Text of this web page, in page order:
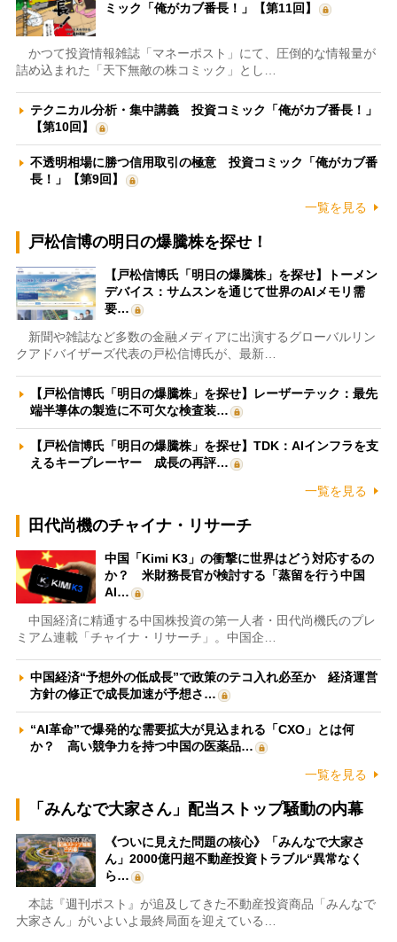
ミック「俺がカブ番長！」【第11回】
かつて投資情報雑誌「マネーポスト」にて、圧倒的な情報量が
詰め込まれた「天下無敵の株コミック」とし…
テクニカル分析・集中講義 投資コミック「俺がカブ番長！」
【第10回】
不透明相場に勝つ信用取引の極意 投資コミック「俺がカブ番
長！」【第9回】
一覧を見る
戸松信博の明日の爆騰株を探せ！
【戸松信博氏「明日の爆騰株」を探せ】トーメン
デバイス：サムスンを通じて世界のAIメモリ需
要…
新聞や雑誌など多数の金融メディアに出演するグローバルリン
クアドバイザーズ代表の戸松信博氏が、最新…
【戸松信博氏「明日の爆騰株」を探せ】レーザーテック：最先
端半導体の製造に不可欠な検査装…
【戸松信博氏「明日の爆騰株」を探せ】TDK：AIインフラを支
えるキープレーヤー 成長の再評…
一覧を見る
田代尚機のチャイナ・リサーチ
中国「Kimi K3」の衝撃に世界はどう対応するの
か？ 米財務長官が検討する「蒸留を行う中国
AI…
中国経済に精通する中国株投資の第一人者・田代尚機氏のプレ
ミアム連載「チャイナ・リサーチ」。中国企…
中国経済“予想外の低成長”で政策のテコ入れ必至か 経済運営
方針の修正で成長加速が予想さ…
“AI革命”で爆発的な需要拡大が見込まれる「CXO」とは何
か？ 高い競争力を持つ中国の医薬品…
一覧を見る
「みんなで大家さん」配当ストップ騒動の内幕
《ついに見えた問題の核心》「みんなで大家さ
ん」2000億円超不動産投資トラブル“異常なく
ら…
本誌『週刊ポスト』が追及してきた不動産投資商品「みんなで
大家さん」がいよいよ最終局面を迎えている…